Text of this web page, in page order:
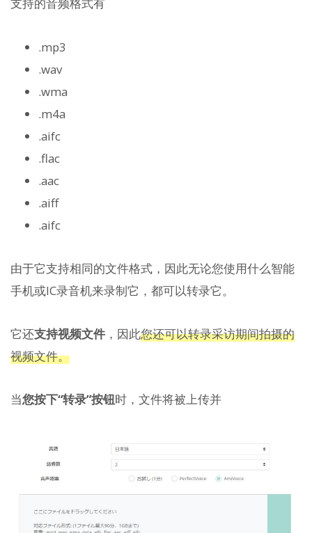
支持的音频格式有
.mp3
.wav
.wma
.m4a
.aifc
.flac
.aac
.aiff
.aifc
由于它支持相同的文件格式，因此无论您使用什么智能
手机或IC录音机来录制它，都可以转录它。
它还支持视频文件 ，因此您还可以转录采访期间拍摄的
视频文件。
当您按下“转录”按钮时，文件将被上传并